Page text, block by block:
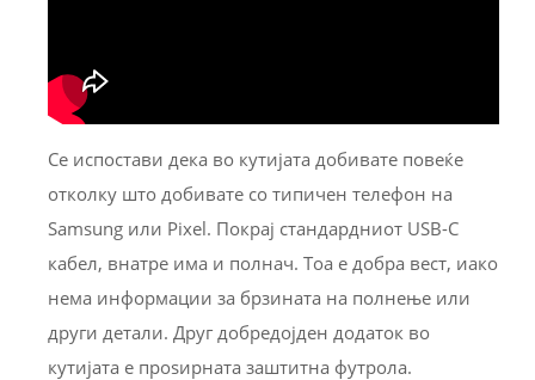
Се испостави дека во кутијата добивате повеќе
отколку што добивате со типичен телефон на
Samsung или Pixel. Покрај стандардниот USB-C
кабел, внатре има и полнач. Тоа е добра вест, иако
нема информации за брзината на полнење или
други детали. Друг добредојден додаток во
кутијата е проѕирната заштитна футрола.